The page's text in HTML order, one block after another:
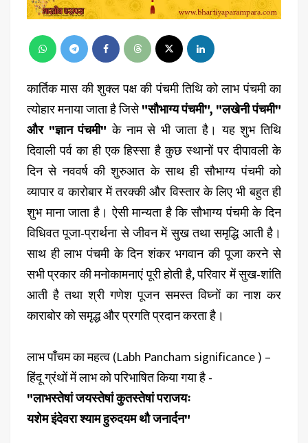
कार्तिक मास की शुक्ल पक्ष की पंचमी तिथि को लाभ पंचमी का
त्योहार मनाया जाता है जिसे"सौभाग्य पंचमी", "लखेनी पंचमी"
और "ज्ञान पंचमी" के नाम से भी जाता है। यह शुभ तिथि
दिवाली पर्व का ही एक हिस्सा है कुछ स्थानों पर दीपावली के
दिन से नववर्ष की शुरुआत के साथ ही सौभाग्य पंचमी को
व्यापार व कारोबार में तरक्की और विस्तार के लिए भी बहुत ही
शुभ माना जाता है। ऐसी मान्यता है कि सौभाग्य पंचमी के दिन
विधिवत पूजा-प्रार्थना से जीवन में सुख तथा समृद्धि आती है।
साथ ही लाभ पंचमी के दिन शंकर भगवान की पूजा करने से
सभी प्रकार की मनोकामनाएं पूरी होती है, परिवार में सुख-शांति
आती है तथा श्री गणेश पूजन समस्त विघ्नों का नाश कर
काराबोर को समृद्ध और प्रगति प्रदान करता है।
लाभ पाँचम का महत्व (Labh Pancham significance ) –
हिंदू ग्रंथों में लाभ को परिभाषित किया गया है -
"लाभस्तेषां जयस्तेषां कुतस्तेषां पराजयः
यशेम इंदेवरा श्याम हुरुदयम थौ जनार्दन"